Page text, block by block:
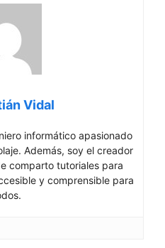
Vidal
informático apasionado
Además, soy el creador
comparto tutoriales para
y comprensible para